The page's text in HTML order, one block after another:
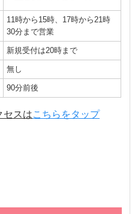
11時から15時、17時から21時
30分まで営業
新規受付は20時まで
無し
90分前後
セスはこちらをタップ